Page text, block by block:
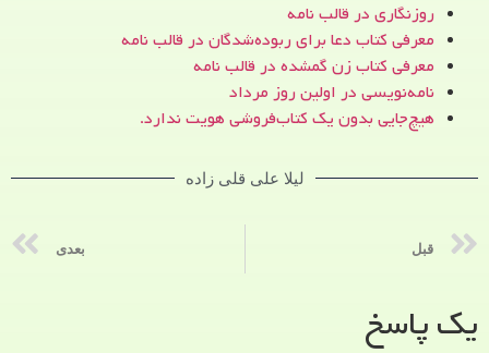
روزنگاری در قالب نامه
معرفی کتاب دعا برای ربوده‌شدگان در قالب نامه
معرفی کتاب زن‌ گمشده در قالب نامه
نامه‌نویسی در اولین روز مرداد
هیچ‌جایی بدون یک کتاب‌فروشی هویت ندارد.
لیلا علی قلی زاده
قبل بعدی
یک پاسخ